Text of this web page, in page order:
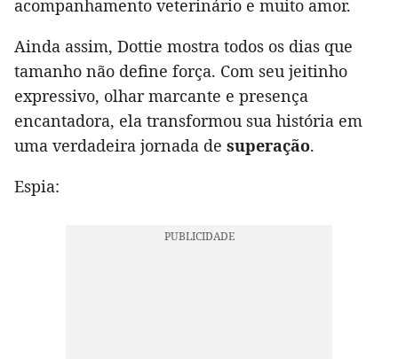
acompanhamento veterinário e muito amor.
Ainda assim, Dottie mostra todos os dias que
tamanho não define força. Com seu jeitinho
expressivo, olhar marcante e presença
encantadora, ela transformou sua história em
uma verdadeira jornada de superação.
Espia: